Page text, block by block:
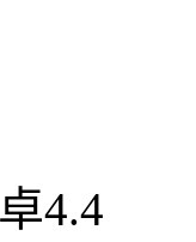
4.4